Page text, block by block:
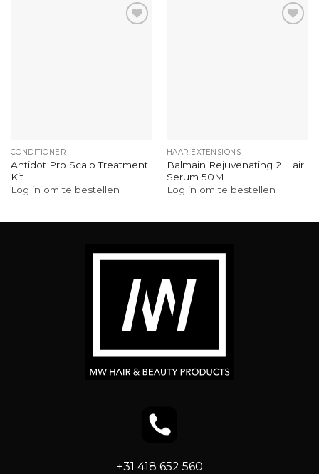
CONDITIONER
Antidot Pro Scalp Treatment
Kit
Log in om te bestellen
HAAR EXTENSIONS
Balmain Rejuvenating 2 Hair
Serum 50ML
Log in om te bestellen
+31 418 652 560